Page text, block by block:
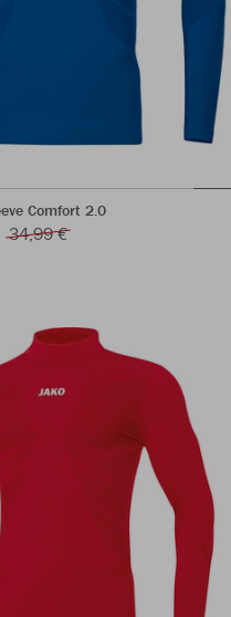
Comfort 2.0
34,99 €